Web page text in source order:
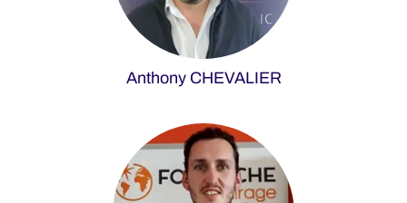
Anthony CHEVALIER